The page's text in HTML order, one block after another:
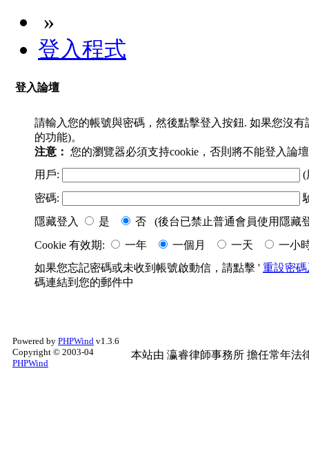
»
登入程式
登入論壇
請輸入您的帳號與密碼，然後點擊登入按鈕. 如果您沒
的功能)。
注意： 您的瀏覽器必須支持cookie，否則將不能登入論
用戶:
(
密碼:
隱藏登入
是
否 (後台已禁止普通會員使用隱藏
Cookie 有效期:
一年 一個月 一天
一小
如果您忘記密碼或未收到帳號啟動信，請點擊 ' 重設密
碼連結到您的郵件中
Powered by PHPWind v1.3.6
Copyright © 2003-04
PHPWind
本站由 瀛睿律師事務所 擔任常年法